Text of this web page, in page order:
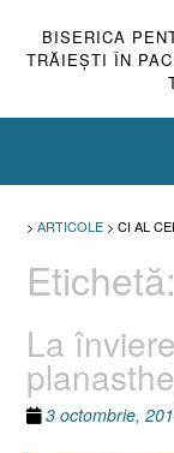
BISERICA
TRĂIEŞTI ÎN
> ARTICOLE > CI AL
Etichetă:
La
3 octombrie,